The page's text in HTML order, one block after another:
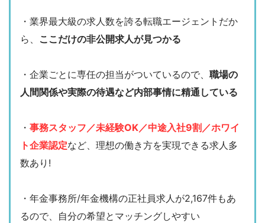
・業界最大級の求人数を誇る転職エージェントだか
ら、 ここだけの非公開求人が見つかる
・企業ごとに専任の担当がついているので、 職場の
人間関係や実際の待遇など内部事情に精通している
・ 事務スタッフ／未経験OK／中途入社9割／ホワイ
ト企業認定など、理想の働き方を実現できる求人多
数あり!
・年金事務所/年金機構の正社員求人が2,167件もあ
るので、自分の希望とマッチングしやすい